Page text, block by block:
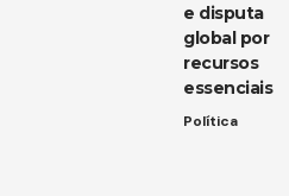
e disputa
global por
recursos
essenciais
Política